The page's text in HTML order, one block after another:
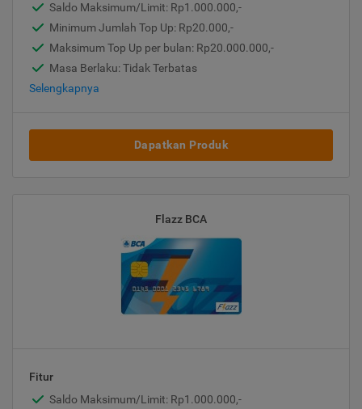
Saldo Maksimum/Limit: Rp1.000.000,-
Minimum Jumlah Top Up: Rp20.000,-
Maksimum Top Up per bulan: Rp20.000.000,-
Masa Berlaku: Tidak Terbatas
Selengkapnya
Dapatkan Produk
Flazz BCA
Fitur
Saldo Maksimum/Limit: Rp1.000.000,-